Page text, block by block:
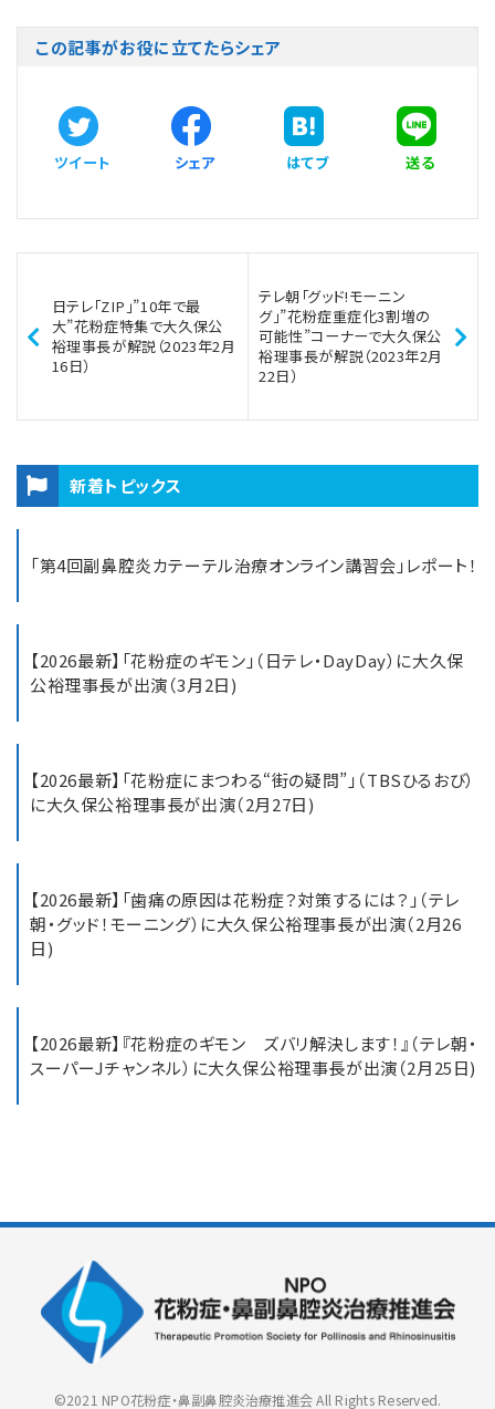
この記事がお役に立てたらシェア
ツイート シェア はてブ 送る
日テレ「ZIP」”10年で最
大”花粉症特集で大久保公
裕理事長が解説（2023年2月
16日）
テレ朝「グッド!モーニン
グ」”花粉症重症化3割増の
可能性”コーナーで大久保公
裕理事長が解説（2023年2月
22日）
新着トピックス
「第4回副鼻腔炎カテーテル治療オンライン講習会」レポート！
【2026最新】「花粉症のギモン」（日テレ・DayDay）に大久保
公裕理事長が出演（3月2日)
【2026最新】「花粉症にまつわる“街の疑問”」（TBSひるおび）
に大久保公裕理事長が出演（2月27日)
【2026最新】「歯痛の原因は花粉症？対策するには？」（テレ
朝・グッド！モーニング）に大久保公裕理事長が出演（2月26
日)
【2026最新】『花粉症のギモン ズバリ解決します！』（テレ朝・
スーパーJチャンネル）に大久保公裕理事長が出演（2月25日)
©2021 NPO花粉症・鼻副鼻腔炎治療推進会All Rights Reserved.